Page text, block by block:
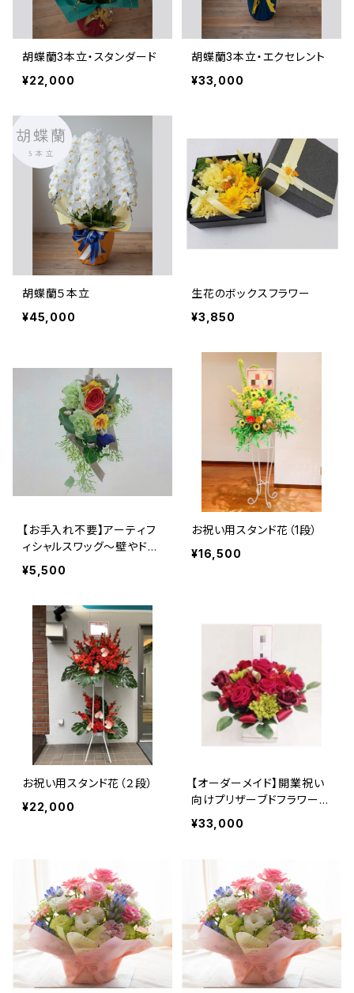
胡蝶蘭3本立・スタンダード
¥22,000
胡蝶蘭3本立・エクセレント
¥33,000
胡蝶蘭５本立
¥45,000
生花のボックスフラワー
¥3,850
【お手入れ不要】アーティフ
ィシャルスワッグ〜壁やドア
に掛けて飾れます〜
¥5,500
お祝い用スタンド花（1段）
¥16,500
お祝い用スタンド花（２段）
¥22,000
【オーダーメイド】開業祝い
向けプリザーブドフラワー
（大）
¥33,000